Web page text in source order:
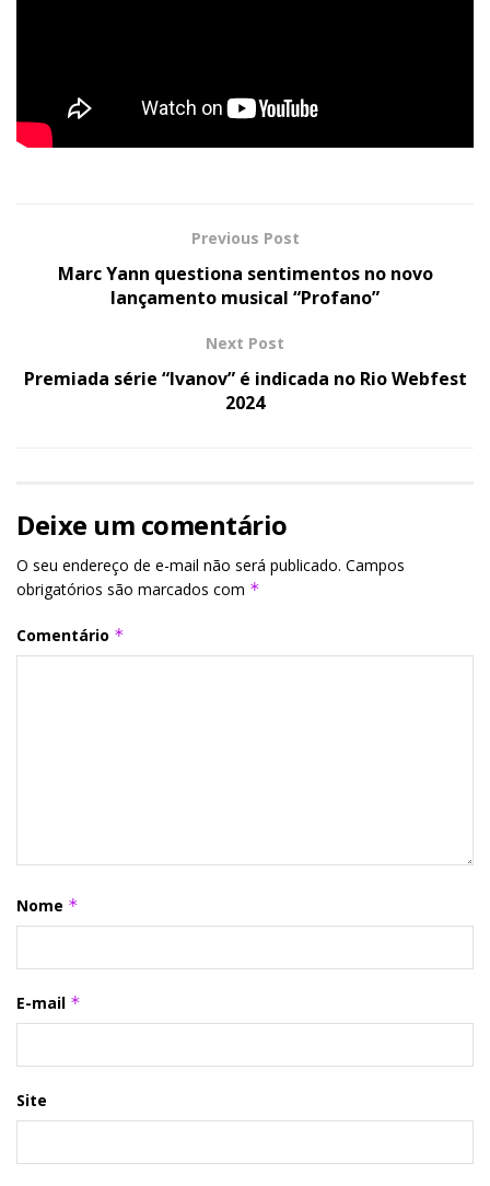
Previous Post
Marc Yann questiona sentimentos no novo
lançamento musical “Profano”
Next Post
Premiada série “Ivanov” é indicada no Rio Webfest
2024
Deixe um comentário
O seu endereço de e-mail não será publicado. Campos
obrigatórios são marcados com *
Comentário *
Nome *
E-mail *
Site